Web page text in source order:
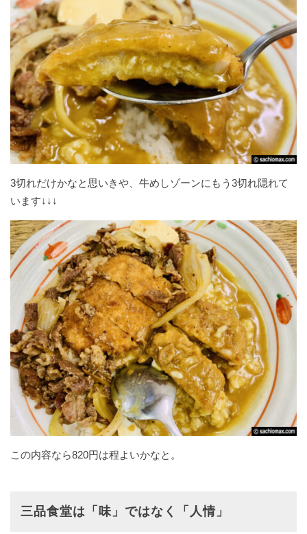
3切れだけかなと思いきや、牛めしゾーンにもう3切れ隠れて
います↓↓↓
この内容なら820円は程よいかなと。
三品食堂は「味」ではなく「人情」